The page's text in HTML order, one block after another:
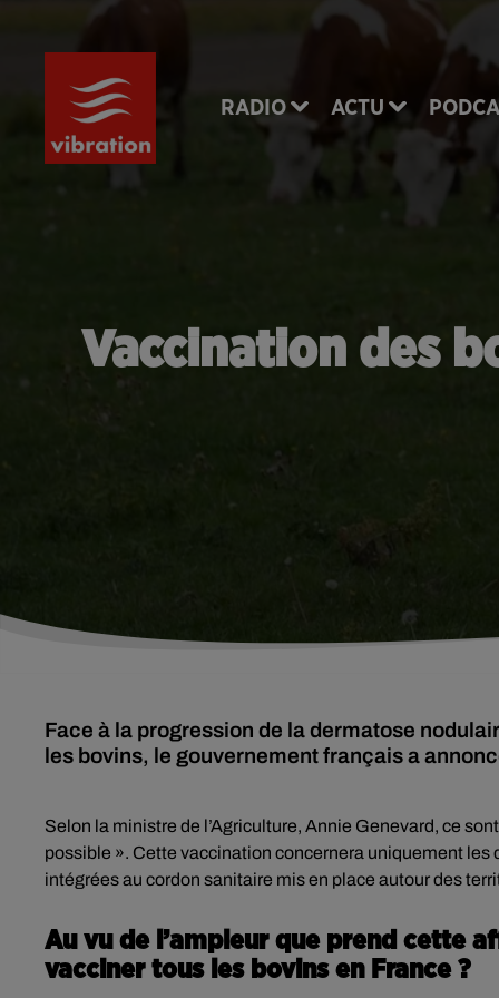
RADIO ACTU
Vaccination des
Face à la progression de la dermatose
les bovins, le gouvernement français a
Selon la ministre de l’Agriculture, Annie Genevard, ce
possible ». Cette vaccination concernera uniquement
intégrées au cordon sanitaire mis en place autour des
Au vu de l’ampleur que prend cette
vacciner tous les bovins en France ?